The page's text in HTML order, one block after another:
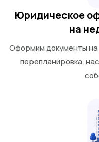
Юридическое
на
Оформим документы
перепланировка,